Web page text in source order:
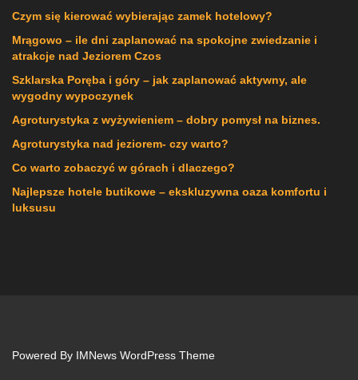
Czym się kierować wybierając zamek hotelowy?
Mrągowo – ile dni zaplanować na spokojne zwiedzanie i
atrakcje nad Jeziorem Czos
Szklarska Poręba i góry – jak zaplanować aktywny, ale
wygodny wypoczynek
Agroturystyka z wyżywieniem – dobry pomysł na biznes.
Agroturystyka nad jeziorem- czy warto?
Co warto zobaczyć w górach i dlaczego?
Najlepsze hotele butikowe – ekskluzywna oaza komfortu i
luksusu
Powered By IMNews WordPress Theme